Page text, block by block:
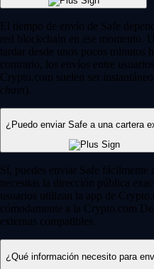
El tiempo de envío de Safe
red blockchain en ese momento.
tardar desde unos pocos minutos
contrario, los envíos entre
Crypto.com suelen ser
chain ).
¿Puedo enviar Safe a una cartera
Sí, puedes enviar Safe fácilmente
necesitas la dirección pública
usuarios utilizan la app de
cómodamente a la Crypto.com
externas compatibles.
¿Qué información necesito para